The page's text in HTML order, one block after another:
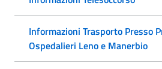
Informazioni Trasporto Presso
Ospedalieri Leno e Manerbio